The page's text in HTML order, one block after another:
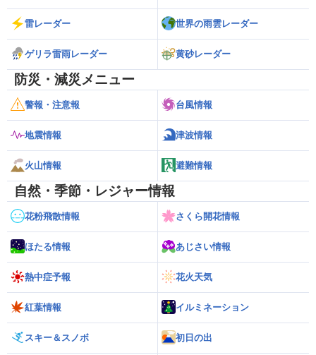
雷レーダー 世界の雨雲レーダー
ゲリラ雷雨レーダー 黄砂レーダー
防災・減災メニュー
警報・注意報 台風情報
地震情報 津波情報
火山情報 避難情報
自然・季節・レジャー情報
花粉飛散情報 さくら開花情報
ほたる情報 あじさい情報
熱中症予報 花火天気
紅葉情報 イルミネーション
スキー＆スノボ 初日の出